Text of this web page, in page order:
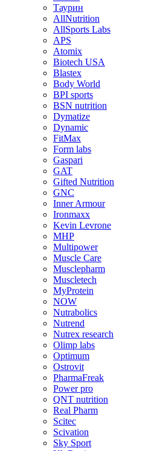
Таурин
AllNutrition
AllSports Labs
APS
Atomix
Biotech USA
Blastex
Body World
BPI sports
BSN nutrition
Dymatize
Dynamic
FitMax
Form labs
Gaspari
GAT
Gifted Nutrition
GNC
Inner Armour
Ironmaxx
Kevin Levrone
MHP
Multipower
Muscle Care
Musclepharm
Muscletech
MyProtein
NOW
Nutrabolics
Nutrend
Nutrex research
Olimp labs
Optimum
Ostrovit
PharmaFreak
Power pro
QNT nutrition
Real Pharm
Scitec
Scivation
Sky Sport